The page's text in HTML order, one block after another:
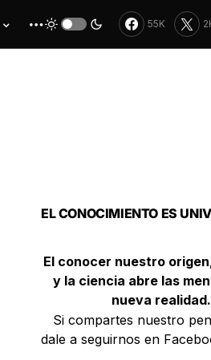
55K
EL CONOCIMIENTO ES
El conocer nuestro
y la ciencia abre las
nueva realidad.
Si compartes nuestro
dale a seguirnos en